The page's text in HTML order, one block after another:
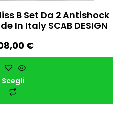
B Set Da 2 Antishock
In Italy SCAB DESIGN
€
Scegli